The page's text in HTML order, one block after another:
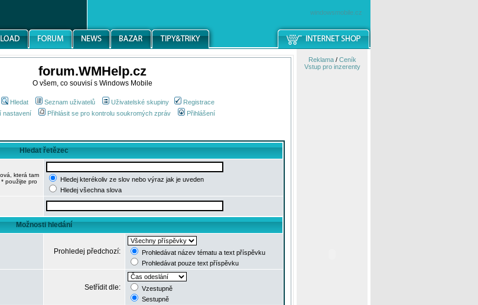
windowsmobile.cz
forum.WMHelp.cz
O všem, co souvisí s Windows Mobile
Hledat Seznam uživatelů Uživatelské skupiny
Registrace
nastavení
Přihlásit se pro kontrolu soukromých zpráv Přihlášení
Hledat řetězec
která tam
použijte pro
Hledej kterékoliv ze slov nebo výraz jak je uveden
Hledej všechna slova
Možnosti hledání
Prohledej předchozí:
Prohledávat název tématu a text příspěvku
Prohledávat pouze text příspěvku
Setřídit dle:
Vzestupně
Sestupně
Reklama/ Ceník
Vstup pro inzerenty